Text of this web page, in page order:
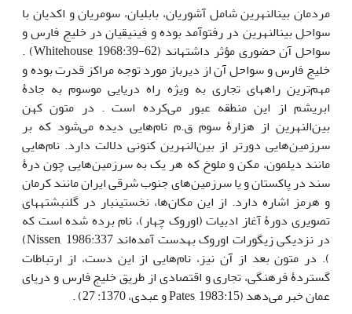
مردمان بین­النهرین شامل آشوریان، بابلیان، سومریان و اکدیان با
سواحل بین­النهرین در رفت­و­آمد بوده و فینیقیان در خلیج فارس و
سواحل آن حضوری مؤثر داشته­اند (Whitehouse, 1968:39-62) .
خلیج فارس و سواحل آن از دیرباز مورد توجه مراکز قدرت بوده و
مهم‌ترین راه­های تجاری به­ ویژه راه دریایی موسوم به جادۀ
ابریشم از این منطقه عبور می‌کرده است . در متون کهن
بین‌النهرین از هزارۀ سوم ق.م نام‌هایی دیده می‌شود که بر
سرزمین‌هایی دورتر از بین‌النهرین کنونی دلالت دارد. نام‌هایی
مانند دیلمون، مکن و ملوخ که هر یک به سرزمین‌هایی چون درۀ
سند در پاکستان و یا سرزمین‌های جنوب شرقی ایران مانند کرمان
و هرمز اشاره دارد. از این مکان‌ها، نخستین­بار در گل­نبشته­های
تصویری دورۀ آغاز ادبیات (اوروک چهار)، نام برده شده است که
در نزدیکی زیگورات اوروک به­دست آمده‌اند Nissen, 1986:337)
). در متون بعد از آن نیز، نام‌هایی از این دست، از ارتباطات
گستردۀ فرهنگی، تجاری و اقتصادی از طریق خلیج فارس و دریای
عمان خبر می‌دهد (Pates, 1983:15 و عبدی، 1370: 27) .